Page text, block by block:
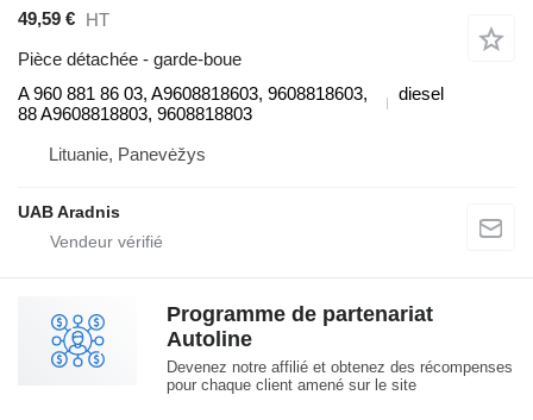
49,59 € HT
Pièce détachée - garde-boue
A 960 881 86 03, A9608818603, 9608818603,
88 A9608818803, 9608818803
diesel
Lituanie, Panevėžys
UAB Aradnis
Programme de partenariat
Autoline
Devenez notre affilié et obtenez des récompenses
pour chaque client amené sur le site